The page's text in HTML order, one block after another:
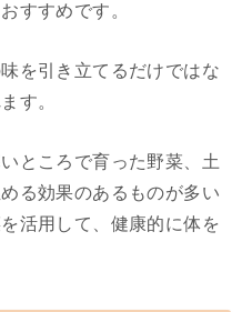
すすめです。
を引き立てるだけではな
す。
ところで育った野菜、土
る効果のあるものが多い
活用して、健康的に体を